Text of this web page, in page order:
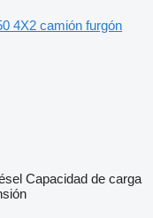
4X2 camión furgón
Capacidad de carga